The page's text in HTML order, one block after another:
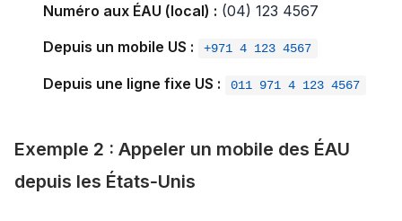
Numéro aux ÉAU (local) : (04) 123 4567
Depuis un mobile US :
+971 4 123 4567
Depuis une ligne fixe US : 011 971 4 123 4567
Exemple 2 : Appeler un mobile des ÉAU
depuis les États‑Unis